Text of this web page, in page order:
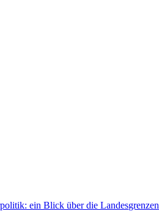
ein Blick über die Landesgrenzen